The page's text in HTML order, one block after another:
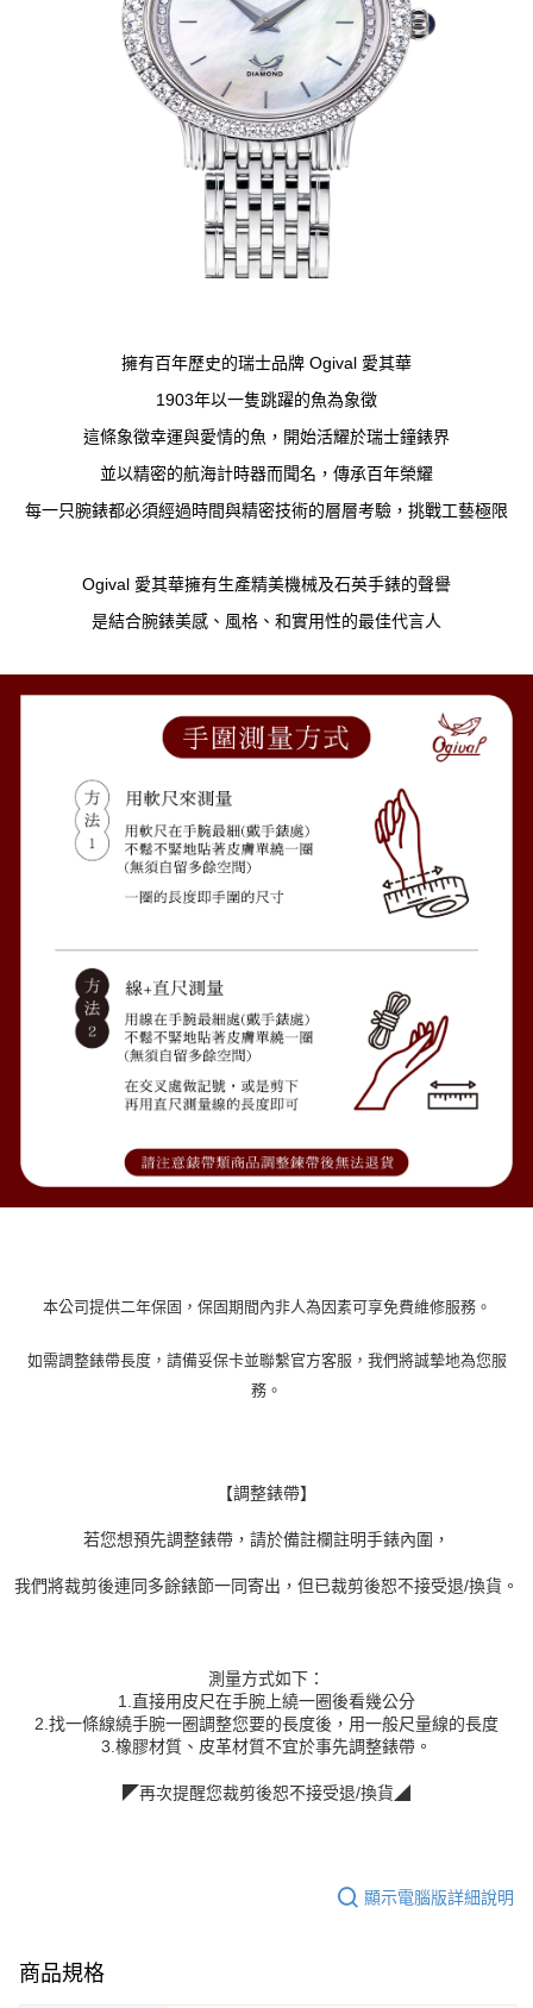
擁有百年歷史的瑞士品牌 Ogival 愛其華
1903年以一隻跳躍的魚為象徵
這條象徵幸運與愛情的魚，開始活耀於瑞士鐘錶界
並以精密的航海計時器而聞名，傳承百年榮耀
每一只腕錶都必須經過時間與精密技術的層層考驗，挑戰工藝極限
Ogival 愛其華擁有生產精美機械及石英手錶的聲譽
是結合腕錶美感、風格、和實用性的最佳代言人
本公司提供二年保固，保固期間內非人為因素可享免費維修服務。
如需調整錶帶長度，請備妥保卡並聯繫官方客服，我們將誠摯地為您服
務。
【調整錶帶】
若您想預先調整錶帶，請於備註欄註明手錶內圍，
我們將裁剪後連同多餘錶節一同寄出，但已裁剪後恕不接受退/換貨。
測量方式如下：
1.直接用皮尺在手腕上繞一圈後看幾公分
2.找一條線繞手腕一圈調整您要的長度後，用一般尺量線的長度
3.橡膠材質、皮革材質不宜於事先調整錶帶。
◤再次提醒您裁剪後恕不接受退/換貨◢
顯示電腦版詳細說明
商品規格